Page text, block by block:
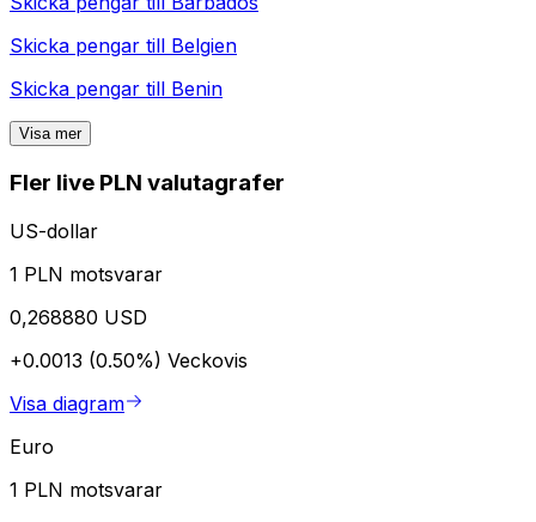
Skicka pengar till Belgien
Skicka pengar till Benin
Visa mer
Fler live PLN valutagrafer
US-dollar
1 PLN motsvarar
0,268880 USD
+0.0013 (0.50%) Veckovis
Visa diagram
Euro
1 PLN motsvarar